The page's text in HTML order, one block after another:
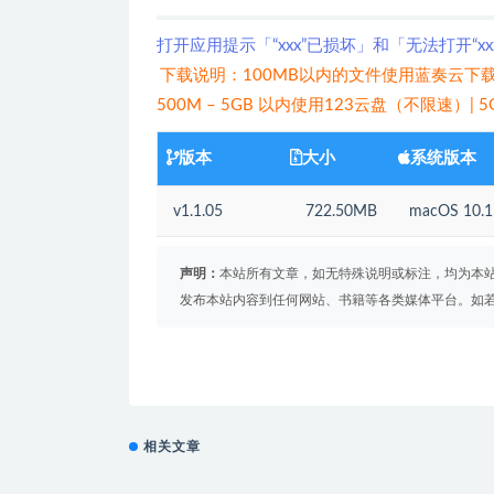
打开应用提示「“xxx”已损坏」和「无法打开
下载说明：100MB以内的文件使用蓝奏云
500M – 5GB 以内使用123云盘（不限速）|
版本 大小 系统版本
v1.1.05 722.50MB macOS
声明： 本站所有文章，如无特殊说明或标注，均为本
发布本站内容到任何网站、书籍等各类媒体平台。如
相关文章